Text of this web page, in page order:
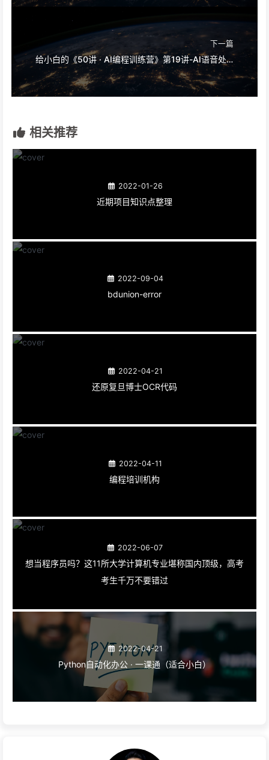
下一篇
给小白的《50讲 · AI编程训练营》第19讲-AI语音处理：让AI听懂你说的话
相关推荐
2022-01-26
近期项目知识点整理
2022-09-04
bdunion-error
2022-04-21
还原复旦博士OCR代码
2022-04-11
编程培训机构
2022-06-07
想当程序员吗？这11所大学计算机专业堪称国内顶级，高考
考生千万不要错过
2022-04-21
Python自动化办公 · 一课通（适合小白）